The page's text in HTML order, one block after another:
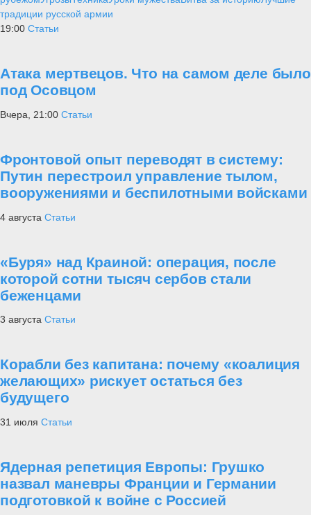
традиции русской армии
19:00 Статьи
Атака мертвецов. Что на самом деле было
под Осовцом
Вчера, 21:00 Статьи
Фронтовой опыт переводят в систему:
Путин перестроил управление тылом,
вооружениями и беспилотными войсками
4 августа Статьи
«Буря» над Краиной: операция, после
которой сотни тысяч сербов стали
беженцами
3 августа Статьи
Корабли без капитана: почему «коалиция
желающих» рискует остаться без
будущего
31 июля Статьи
Ядерная репетиция Европы: Грушко
назвал маневры Франции и Германии
подготовкой к войне с Россией